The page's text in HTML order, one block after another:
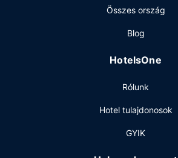
biztosított a helyszínen.Összes ország
Blog
HotelsOne
Rólunk
Hotel tulajdonosok
GYIK